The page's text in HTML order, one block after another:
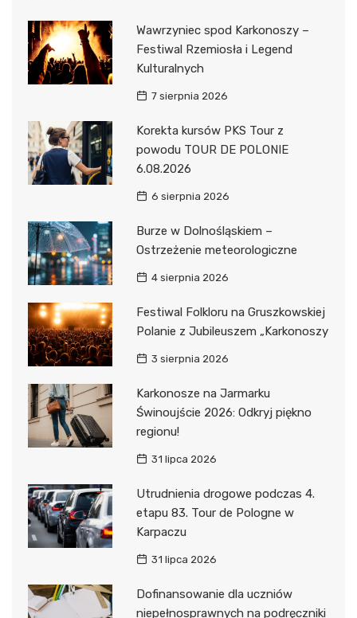
Wawrzyniec spod Karkonoszy –
Festiwal Rzemiosła i Legend
Kulturalnych
7 sierpnia 2026
Korekta kursów PKS Tour z
powodu TOUR DE POLONIE
6.08.2026
6 sierpnia 2026
Burze w Dolnośląskiem –
Ostrzeżenie meteorologiczne
4 sierpnia 2026
Festiwal Folkloru na Gruszkowskiej
Polanie z Jubileuszem „Karkonoszy
3 sierpnia 2026
Karkonosze na Jarmarku
Świnoujście 2026: Odkryj piękno
regionu!
31 lipca 2026
Utrudnienia drogowe podczas 4.
etapu 83. Tour de Pologne w
Karpaczu
31 lipca 2026
Dofinansowanie dla uczniów
niepełnosprawnych na podręczniki